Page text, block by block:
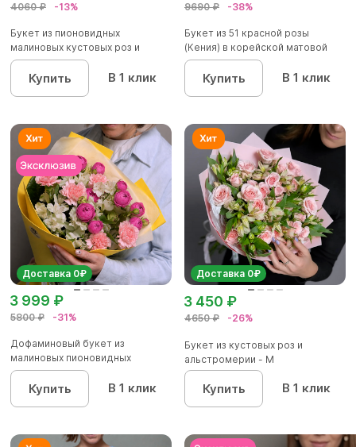
4060 ₽ -13%
Букет из пионовидных
малиновых кустовых роз и
альстроме...
Купить В 1 клик
9690 ₽ -38%
Букет из 51 красной розы
(Кения) в корейской матовой
уп...
Купить В 1 клик
Доставка 0₽
5800 ₽ -31%
3 999 ₽
Дофаминовый букет из
малиновых пионовидных
кустовых роз...
Купить В 1 клик
Доставка 0₽
4650 ₽ -26%
3 450 ₽
Букет из кустовых роз и
альстромерии - М
Купить В 1 клик